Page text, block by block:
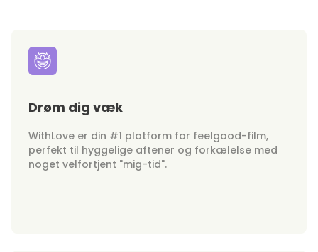
Drøm dig væk
WithLove er din #1 platform for feelgood-film,
perfekt til hyggelige aftener og forkælelse med
noget velfortjent "mig-tid".